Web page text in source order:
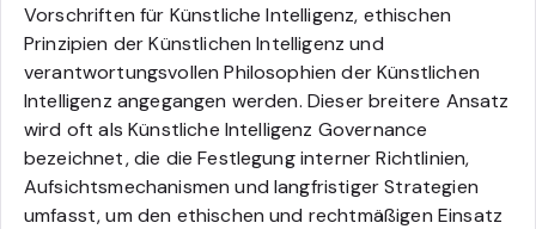
Vorschriften für Künstliche Intelligenz, ethischen
Prinzipien der Künstlichen Intelligenz und
verantwortungsvollen Philosophien der Künstlichen
Intelligenz angegangen werden. Dieser breitere Ansatz
wird oft als Künstliche Intelligenz Governance
bezeichnet, die die Festlegung interner Richtlinien,
Aufsichtsmechanismen und langfristiger Strategien
umfasst, um den ethischen und rechtmäßigen Einsatz